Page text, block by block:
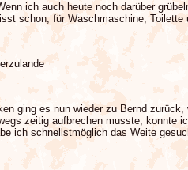
ich auch heute noch darüber
schon, für Waschmaschine, Toilette
ging es nun wieder zu Bernd
zeitig aufbrechen musste, konnte
ich schnellstmöglich das Weite